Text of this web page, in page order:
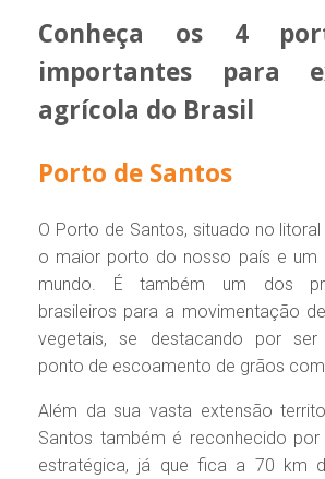
Conheça os 4
importantes para
agrícola do Brasil
Porto de Santos
O Porto de Santos, situado no
o maior porto do nosso país e um
mundo. É também um dos
brasileiros para a movimentação
vegetais, se destacando por ser
ponto de escoamento de grãos
Além da sua vasta extensão
Santos também é reconhecido
estratégica, já que fica a 70 km